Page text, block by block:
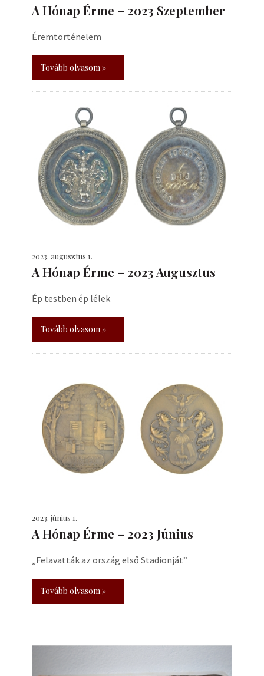
A Hónap Érme – 2023 Szeptember
Éremtörténelem
Tovább olvasom »
2023. augusztus 1.
A Hónap Érme – 2023 Augusztus
Ép testben ép lélek
Tovább olvasom »
2023. június 1.
A Hónap Érme – 2023 Június
„Felavatták az ország első Stadionját”
Tovább olvasom »